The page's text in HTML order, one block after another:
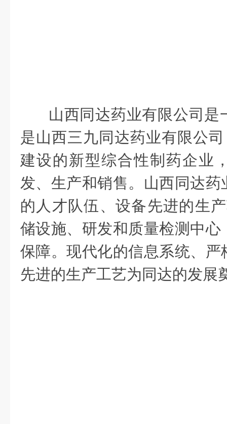
山西同达药业有限公司是
是山西三九同达药业有限公
建设的新型综合性制药企业
发、生产和销售。山西同达
的人才队伍、设备先进的生
储设施、研发和质量检测中
保障。现代化的信息系统、
先进的生产工艺为同达的发展